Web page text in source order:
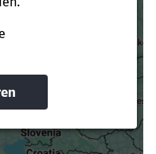
du Suchbegriffe